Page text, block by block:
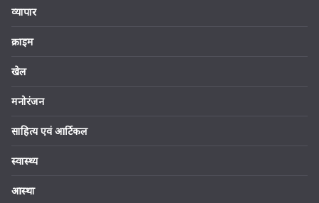
व्यापार
क्राइम
खेल
मनोरंजन
साहित्य एवं आर्टिकल
स्वास्थ्य
आस्था